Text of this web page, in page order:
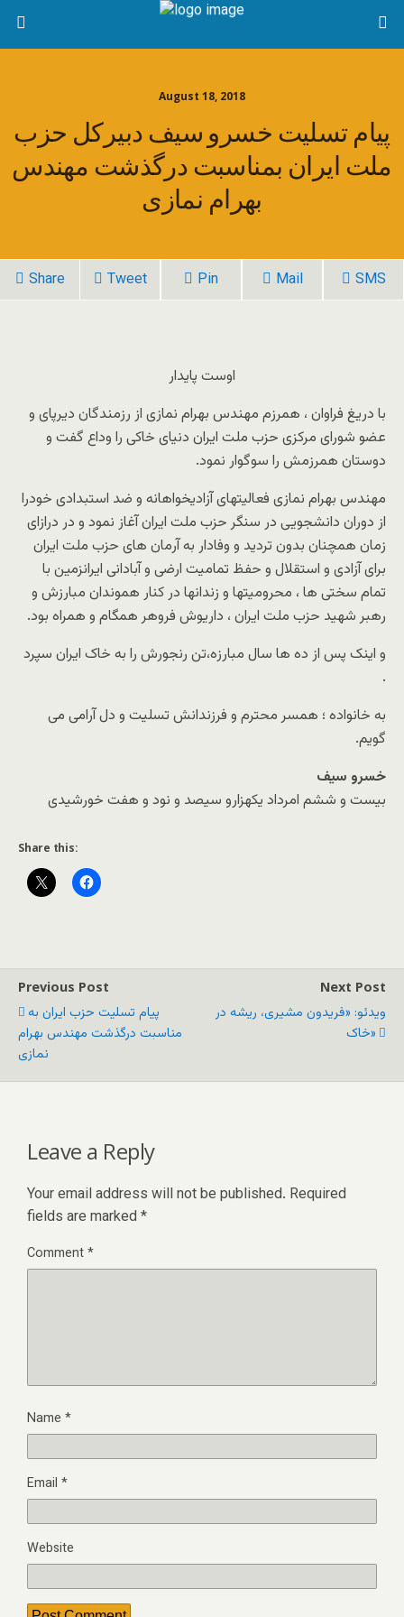
August 18, 2018
پیام تسلیت خسرو سیف دبیرکل حزب
ملت ایران بمناسبت درگذشت مهندس
بهرام نمازی
Share Tweet Pin Mail SMS
اوست پایدار
با دریغ فراوان ، همرزم مهندس بهرام نمازی از رزمندگان دیرپای و
عضو شورای مرکزی حزب ملت ایران دنیای خاکی را وداع گفت و
دوستان همرزمش را سوگوار نمود.
مهندس بهرام نمازی فعالیتهای آزادیخواهانه و ضد استبدادی خودرا
از دوران دانشجویی در سنگر حزب ملت ایران آغاز نمود و در درازای
زمان همچنان بدون تردید و وفادار به آرمان های حزب ملت ایران
برای آزادی و استقلال و حفظ تمامیت ارضی و آبادانی ایرانزمین با
تمام سختی ها ، محرومیتها و زندانها در کنار هموندان مبارزش و
رهبر شهید حزب ملت ایران ، داریوش فروهر همگام و همراه بود.
و اینک پس از ده ها سال مبارزه،تن رنجورش را به خاک ایران سپرد
.
به خانواده ؛ همسر محترم و فرزندانش تسلیت و دل آرامی می
گویم.
خسرو سیف
بیست و ششم امرداد یکهزارو سیصد و نود و هفت خورشیدی
Share this:
Previous Post
پیام تسلیت حزب ایران به
مناسبت درگذشت مهندس بهرام
نمازی
Next Post
ویدئو: «فریدون مشیری، ریشه در
خاک»
Leave a Reply
Your email address will not be published. Required
fields are marked *
Comment*
Name *
Email *
Website